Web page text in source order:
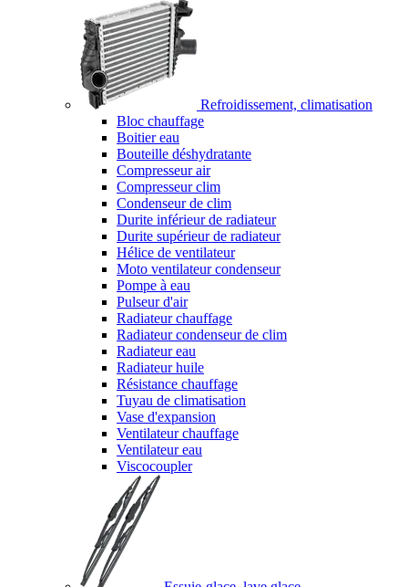
Refroidissement, climatisation
Bloc chauffage
Boitier eau
Bouteille déshydratante
Compresseur air
Compresseur clim
Condenseur de clim
Durite inférieur de radiateur
Durite supérieur de radiateur
Hélice de ventilateur
Moto ventilateur condenseur
Pompe à eau
Pulseur d'air
Radiateur chauffage
Radiateur condenseur de clim
Radiateur eau
Radiateur huile
Résistance chauffage
Tuyau de climatisation
Vase d'expansion
Ventilateur chauffage
Ventilateur eau
Viscocoupler